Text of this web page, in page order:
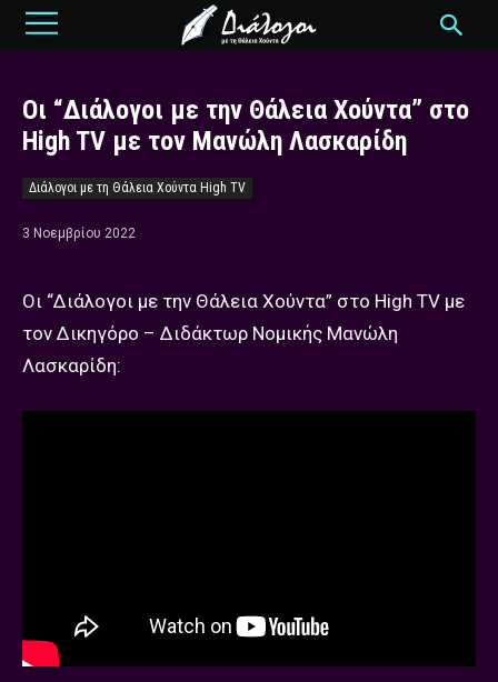
Οι “Διάλογοι με την Θάλεια Χούντα” στο
High TV με τoν Μανώλη Λασκαρίδη
Διάλογοι με τη Θάλεια Χούντα High TV
3 Νοεμβρίου 2022
Οι “Διάλογοι με την Θάλεια Χούντα” στο High TV με
τoν Δικηγόρο – Διδάκτωρ Νομικής Μανώλη
Λασκαρίδη: